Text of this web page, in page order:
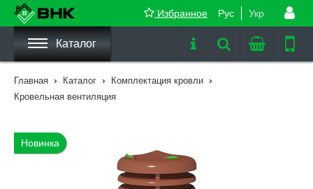
Рус Укр
Избранное
Каталог
Главная › Каталог › Комплектация кровли ›
Кровельная вентиляция
Новинка